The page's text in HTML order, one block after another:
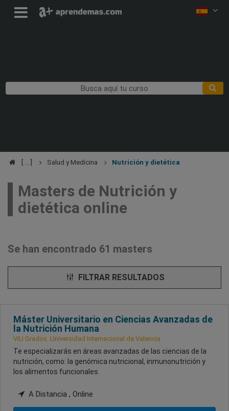
Salud y Medicina Nutrición y dietética
Masters de Nutrición y
dietética online
Se han encontrado 61 masters
FILTRAR RESULTADOS
Máster Universitario en Ciencias Avanzadas de
la Nutrición Humana
VIU Grados. Universidad Internacional de Valencia
Te especializarás en áreas avanzadas de las ciencias de la
nutrición, como: la genómica nutricional, inmunonutrición y
los alimentos funcionales.
A Distancia , Online